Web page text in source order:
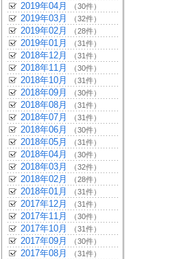
2019年04月 （30件）
2019年03月 （32件）
2019年02月 （28件）
2019年01月 （31件）
2018年12月 （31件）
2018年11月 （30件）
2018年10月 （31件）
2018年09月 （30件）
2018年08月 （31件）
2018年07月 （31件）
2018年06月 （30件）
2018年05月 （31件）
2018年04月 （30件）
2018年03月 （32件）
2018年02月 （28件）
2018年01月 （31件）
2017年12月 （31件）
2017年11月 （30件）
2017年10月 （31件）
2017年09月 （30件）
2017年08月 （31件）